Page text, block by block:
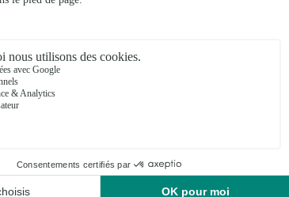
Fleuristes à
Fleuristes à
Fleuristes à
Fleuristes à